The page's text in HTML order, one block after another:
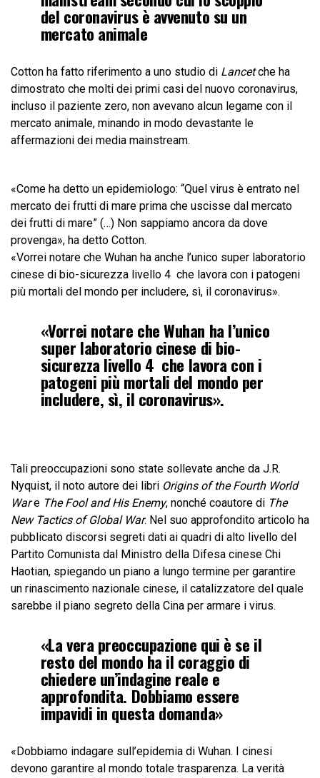
del coronavirus è avvenuto su un
mercato animale
Cotton ha fatto riferimento a uno studio di Lancetche ha
dimostrato che molti dei primi casi del nuovo coronavirus,
incluso il paziente zero, non avevano alcun legame con il
mercato animale, minando in modo devastante le
affermazioni dei media mainstream.
«Come ha detto un epidemiologo: “Quel virus è entrato nel
mercato dei frutti di mare prima che uscisse dal mercato
dei frutti di mare” (…) Non sappiamo ancora da dove
provenga», ha detto Cotton.
«Vorrei notare che Wuhan ha anche l’unico super laboratorio
cinese di bio-sicurezza livello 4 che lavora con i patogeni
più mortali del mondo per includere, sì, il coronavirus».
«Vorrei notare che Wuhan ha l’unico
super laboratorio cinese di bio-
sicurezza livello 4 che lavora con i
patogeni più mortali del mondo per
includere, sì, il coronavirus».
Tali preoccupazioni sono state sollevate anche da J.R.
Nyquist, il noto autore dei libri Origins of the Fourth World
Ware The Fool and His Enemy, nonché coautore di The
New Tactics of Global War. Nel suo approfondito articolo ha
pubblicato discorsi segreti dati ai quadri di alto livello del
Partito Comunista dal Ministro della Difesa cinese Chi
Haotian, spiegando un piano a lungo termine per garantire
un rinascimento nazionale cinese, il catalizzatore del quale
sarebbe il piano segreto della Cina per armare i virus.
«La vera preoccupazione qui è se il
resto del mondo ha il coraggio di
chiedere un’indagine reale e
approfondita. Dobbiamo essere
impavidi in questa domanda»
«Dobbiamo indagare sull’epidemia di Wuhan. I cinesi
devono garantire al mondo totale trasparenza. La verità